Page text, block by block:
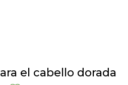
el cabello dorada